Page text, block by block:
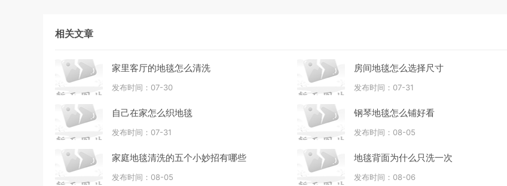
相关文章
家里客厅的地毯怎么清洗
发布时间：07-30
房间地毯怎么选择尺寸
发布时间：07-31
自己在家怎么织地毯
发布时间：07-31
钢琴地毯怎么铺好看
发布时间：08-05
家庭地毯清洗的五个小妙招有哪些
发布时间：08-05
地毯背面为什么只洗一次
发布时间：08-06